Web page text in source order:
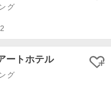
グ
ートホテル
グ